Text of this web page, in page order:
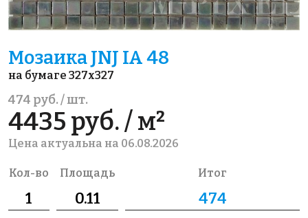
Мозаика JNJ IA 48
на бумаге 327x327
474 руб. / шт.
4435 руб. / м²
Цена актуальна на 06.08.2026
Кол-во Площадь Итог